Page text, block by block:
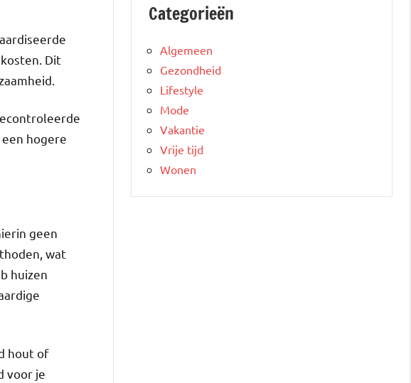
Dit
hogere
geen
wat
huizen
hout of
voor je
Categorieën
Algemeen
Gezondheid
Lifestyle
Mode
Vakantie
Vrije tijd
Wonen